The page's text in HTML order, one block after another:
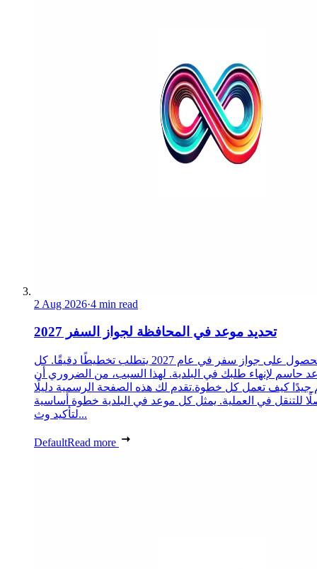
2 Aug 2026·4 min read
تحديد موعد في المحافظة لجواز السفر 2027
الحصول على جواز سفر في عام 2027 يتطلب تخطيطًا دقيقًا. كل
حاسم لإنهاء طلبك في البلدية. لهذا السبب، من الضروري أن
جيدًا كيف تعمل كل خطوة.تقدم لك هذه الصفحة الرسمية دليلًا
للتنقل في العملية. يمثل كل موعد في البلدية خطوة أساسية
لتأكيد وث...
DefaultRead more